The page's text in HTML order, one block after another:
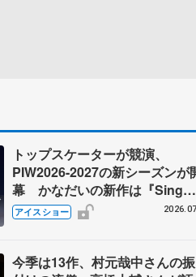
トップスケーターが競演、
PIW2026-2027の新シーズンが
幕 かなだいの新作は『Sing
Sing Sing』、PIWチームはシ
クロナイズドスケーティング
アイスショー
今季は13作、村元哉中さんの